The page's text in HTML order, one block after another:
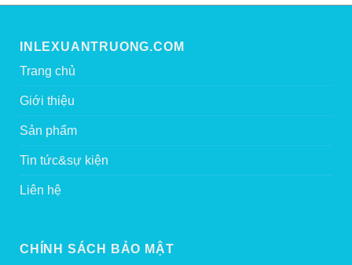
INLEXUANTRUONG.COM
Trang chủ
Giới thiệu
Sản phẩm
Tin tức&sự kiện
Liên hệ
CHÍNH SÁCH BẢO MẬT